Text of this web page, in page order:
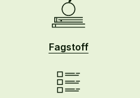
Fagstoff